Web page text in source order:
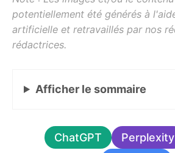
Afficher le sommaire
ChatGPT Perplexity